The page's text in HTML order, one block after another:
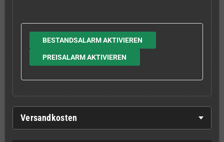
BESTANDSALARM AKTIVIEREN
PREISALARM AKTIVIEREN
Versandkosten